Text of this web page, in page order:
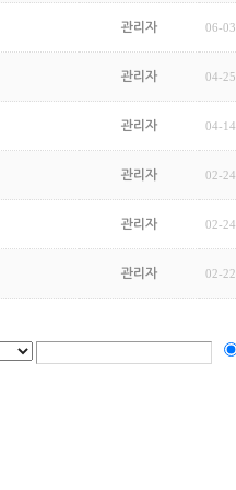
관리자 06-03
관리자 04-25
관리자 04-14
관리자 02-24
관리자 02-24
관리자 02-22